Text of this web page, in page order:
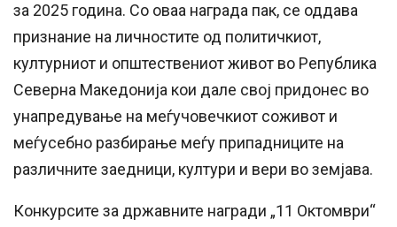
за 2025 година. Со оваа награда пак, се оддава
признание на личностите од политичкиот,
културниот и општествениот живот во Република
Северна Македонија кои дале свој придонес во
унапредување на меѓучовечкиот соживот и
меѓусебно разбирање меѓу припадниците на
различните заедници, култури и вери во земјава.
Конкурсите за државните награди „11 Oктомври“